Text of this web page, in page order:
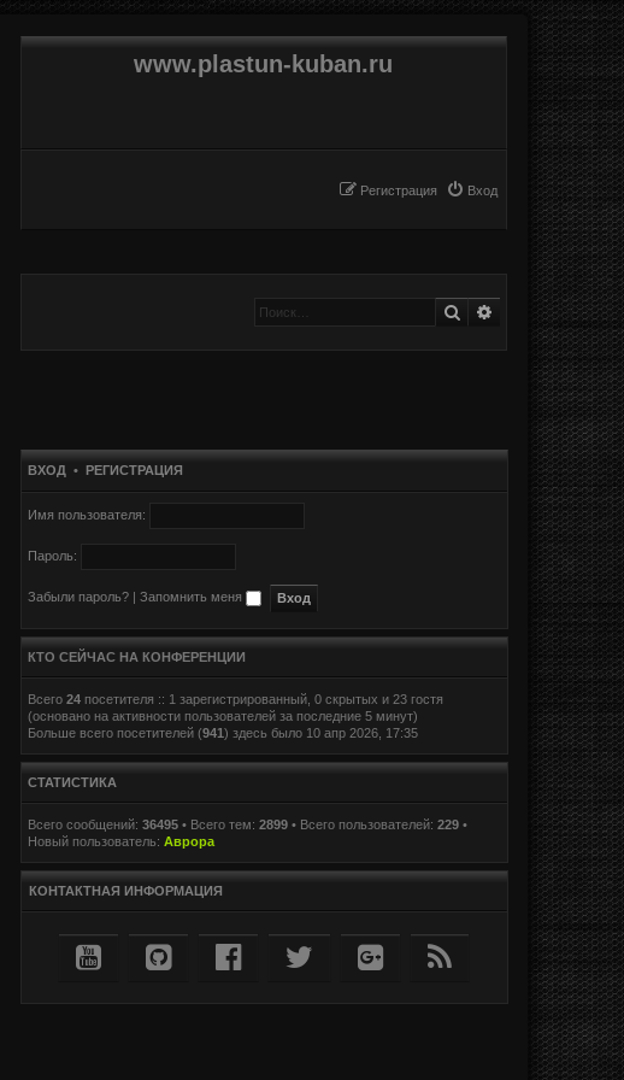
www.plastun-kuban.ru
Вход
Регистрация
Поиск Расширенный
ВХОД • РЕГИСТРАЦИЯ
Имя пользователя:
Пароль:
Забыли пароль? Запомнить меня
КТО СЕЙЧАС НА КОНФЕРЕНЦИИ
Всего 24посетителя :: 1 зарегистрированный, 0 скрытых и 23 гостя
(основано на активности пользователей за последние 5 минут)
Больше всего посетителей (941) здесь было 10 апр 2026, 17:35
СТАТИСТИКА
Всего сообщений: 36495• Всего тем: 2899• Всего пользователей: 229•
Новый пользователь: Аврора
КОНТАКТНАЯ ИНФОРМАЦИЯ